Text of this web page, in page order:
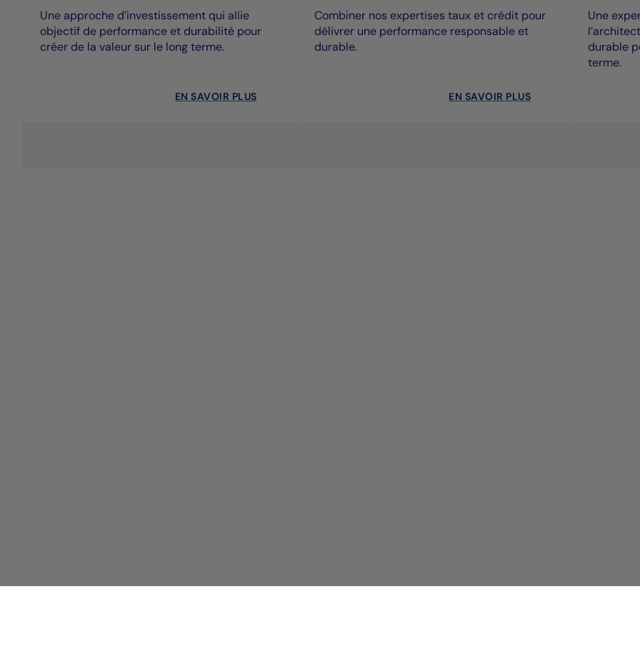
Une approche d’investissement qui allie
objectif de performance et durabilité pour
créer de la valeur sur le long terme.
EN SAVOIR PLUS
Combiner nos expertises taux et crédit pour
délivrer une performance responsable et
durable.
EN SAVOIR PLUS
Une
durable
terme.